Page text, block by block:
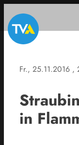
Fr., 25.11.2016 ,
in